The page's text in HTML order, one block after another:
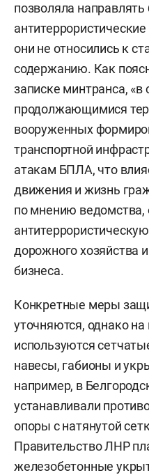
позволяла
они не относились к
содержанию. Как
записке минтранса, «в
продолжающимися
вооруженных
транспортной
атакам БПЛА, что
движения и жизнь
по мнению ведомства,
дорожного хозяйства
бизнеса.
Конкретные меры
уточняются, однако
используются
навесы, габионы и
например, в
устанавливали
опоры с натянутой
Правительство ЛНР
железобетонные